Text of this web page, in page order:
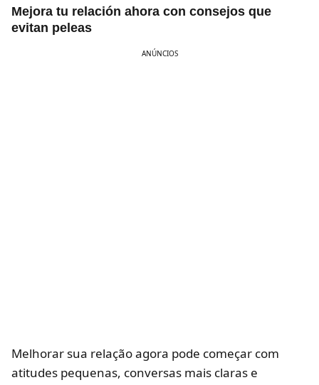
Mejora tu relación ahora con consejos que
evitan peleas
ANÚNCIOS
Melhorar sua relação agora pode começar com
atitudes pequenas, conversas mais claras e